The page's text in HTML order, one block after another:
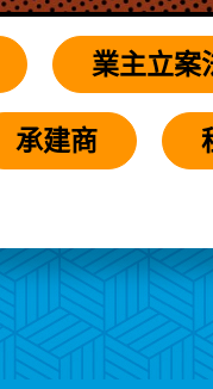
業主立案
承建商